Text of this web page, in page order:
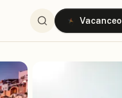
Vacanceo